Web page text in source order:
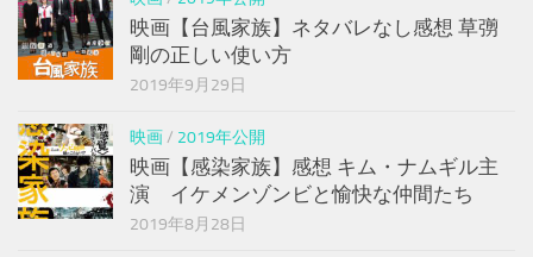
映画【台風家族】ネタバレなし感想 草彅
剛の正しい使い方
2019年9月29日
映画/ 2019年公開
映画【感染家族】感想 キム・ナムギル主
演 イケメンゾンビと愉快な仲間たち
2019年8月28日